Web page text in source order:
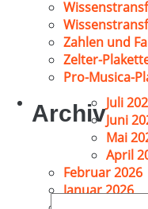
Zahlen und
Zelter-
Pro-Musica-
ArchivJuli
Juni
Mai
April
Februar 2026
Januar 2026